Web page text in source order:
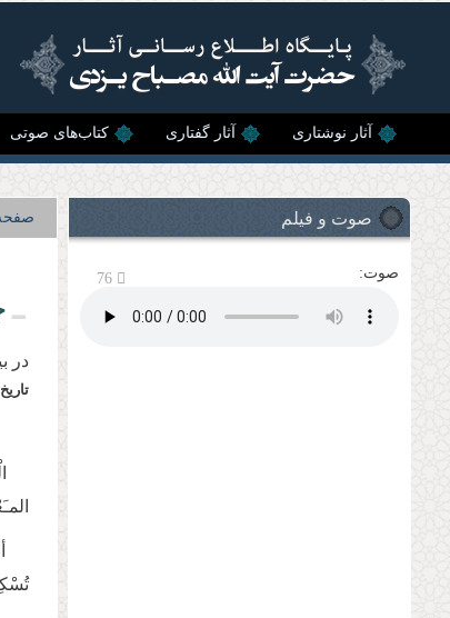
آثار نوشتاری آثار گفتاری کتاب‌های صوتی
صوت و فیلم
صوت: 76
در